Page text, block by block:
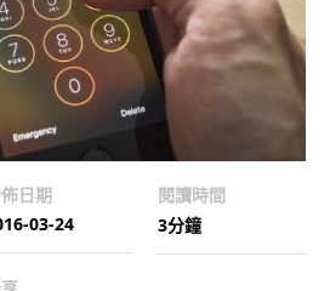
日期
03-24
閱讀時間
3分鐘